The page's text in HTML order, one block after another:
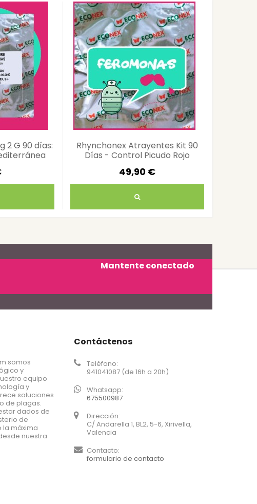
2 G 90 días:
Rhynchonex Atrayentes Kit 90
Días - Control Picudo Rojo
49,90 €
Mantente conectado
somos
y
equipo
y
soluciones
de plagas.
dados de
de
la máxima
nuestra
Contáctenos
Teléfono:
941041087 (de 16h a 20h)
Whatsapp:
675500987
Dirección:
C/ Andarella 1, BL2, 5-6, Xirivella,
Valencia
Contacto:
formulario de contacto